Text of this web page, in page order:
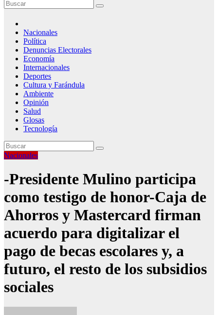
Nacionales
Política
Denuncias Electorales
Economía
Internacionales
Deportes
Cultura y Farándula
Ambiente
Opinión
Salud
Glosas
Tecnología
Nacionales
-Presidente Mulino participa
como testigo de honor-Caja de
Ahorros y Mastercard firman
acuerdo para digitalizar el
pago de becas escolares y, a
futuro, el resto de los subsidios
sociales